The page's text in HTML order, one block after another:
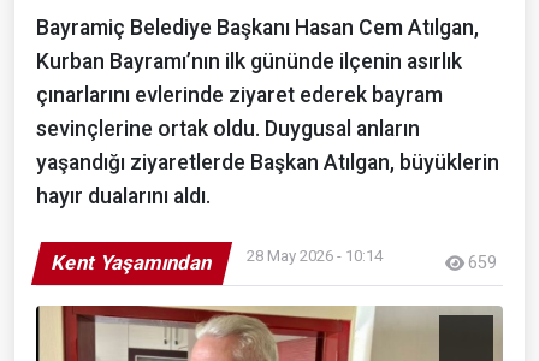
Bayramiç Belediye Başkanı Hasan Cem Atılgan,
Kurban Bayramı’nın ilk gününde ilçenin asırlık
çınarlarını evlerinde ziyaret ederek bayram
sevinçlerine ortak oldu. Duygusal anların
yaşandığı ziyaretlerde Başkan Atılgan, büyüklerin
hayır dualarını aldı.
Kent Yaşamından 28 May 2026 - 10:14 659